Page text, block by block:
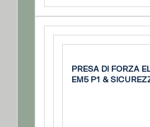
PRESA DI FORZA
EM5 P1 &